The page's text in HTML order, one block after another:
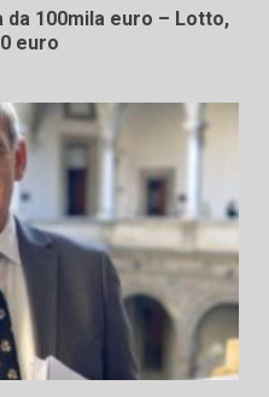
100mila euro – Lotto,
euro